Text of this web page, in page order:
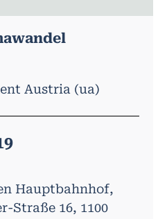
Austria (ua)
Hauptbahnhof,
Straße 16, 1100